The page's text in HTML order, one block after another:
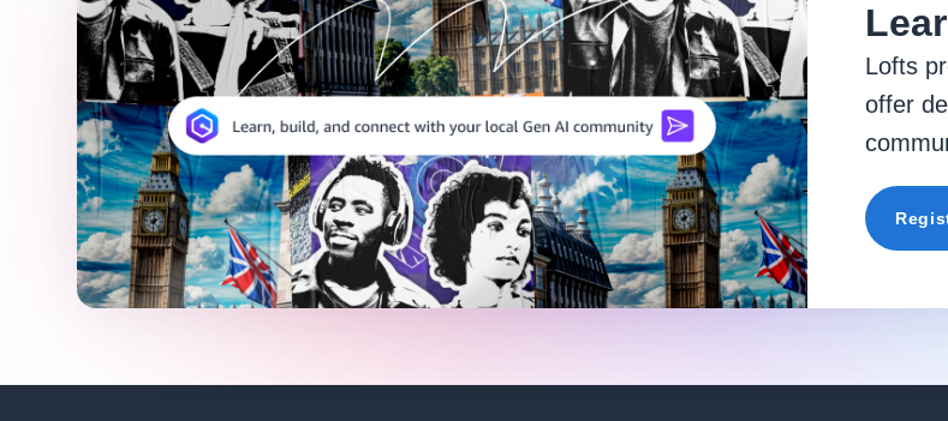
Lofts
offer